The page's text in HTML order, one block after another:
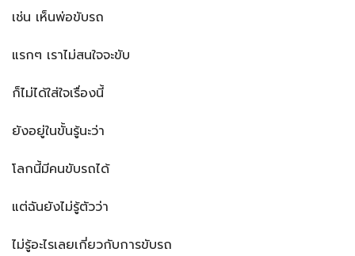
เช่น เห็นพ่อขับรถ
แรกๆ เราไม่สนใจจะขับ
ก็ไม่ได้ใส่ใจเรื่องนี้
ยังอยู่ในขั้นรู้นะว่า
โลกนี้มีคนขับรถได้
แต่ฉันยังไม่รู้ตัวว่า
ไม่รู้อะไรเลยเกี่ยวกับการขับรถ